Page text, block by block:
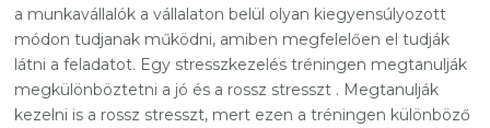
a munkavállalók a vállalaton belül olyan kiegyensúlyozott
módon tudjanak működni, amiben megfelelően el tudják
látni a feladatot. Egy stresszkezelés tréningen megtanulják
megkülönböztetni a jó és a rossz stresszt . Megtanulják
kezelni is a rossz stresszt, mert ezen a tréningen különböző